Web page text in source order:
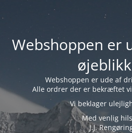
Webshoppen er
Webshoppen er ude af
Alle ordrer der er bekræftet
Vi beklager
Med venlig
J.J.